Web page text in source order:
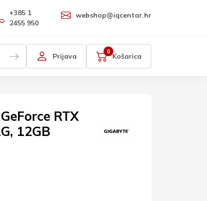
+385 1
2455 950
webshop@iqcentar.hr
Prijava Košarica
0
RTX
12GB